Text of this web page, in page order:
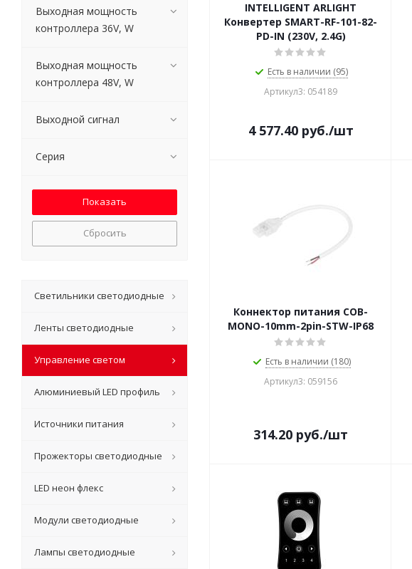
INTELLIGENT ARLIGHT
Конвертер SMART-RF-101-82-
PD-IN (230V, 2.4G)
Есть в наличии (95)
Артикул3: 054189
4 577.40руб./шт
Коннектор питания COB-
MONO-10mm-2pin-STW-IP68
Есть в наличии (180)
Артикул3: 059156
314.20 руб./шт
Выходная мощность
контроллера 36V, W
Выходная мощность
контроллера 48V, W
Выходной сигнал
Серия
Сбросить
Светильники светодиодные
Ленты светодиодные
Управление светом
Алюминиевый LED профиль
Источники питания
Прожекторы светодиодные
LED неон флекс
Модули светодиодные
Лампы светодиодные